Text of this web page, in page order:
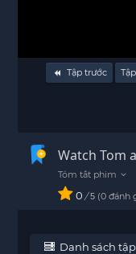
Tập trước
Watch Tom
Vietsub - HD
0 / 5 0 đánh
Danh sách tập